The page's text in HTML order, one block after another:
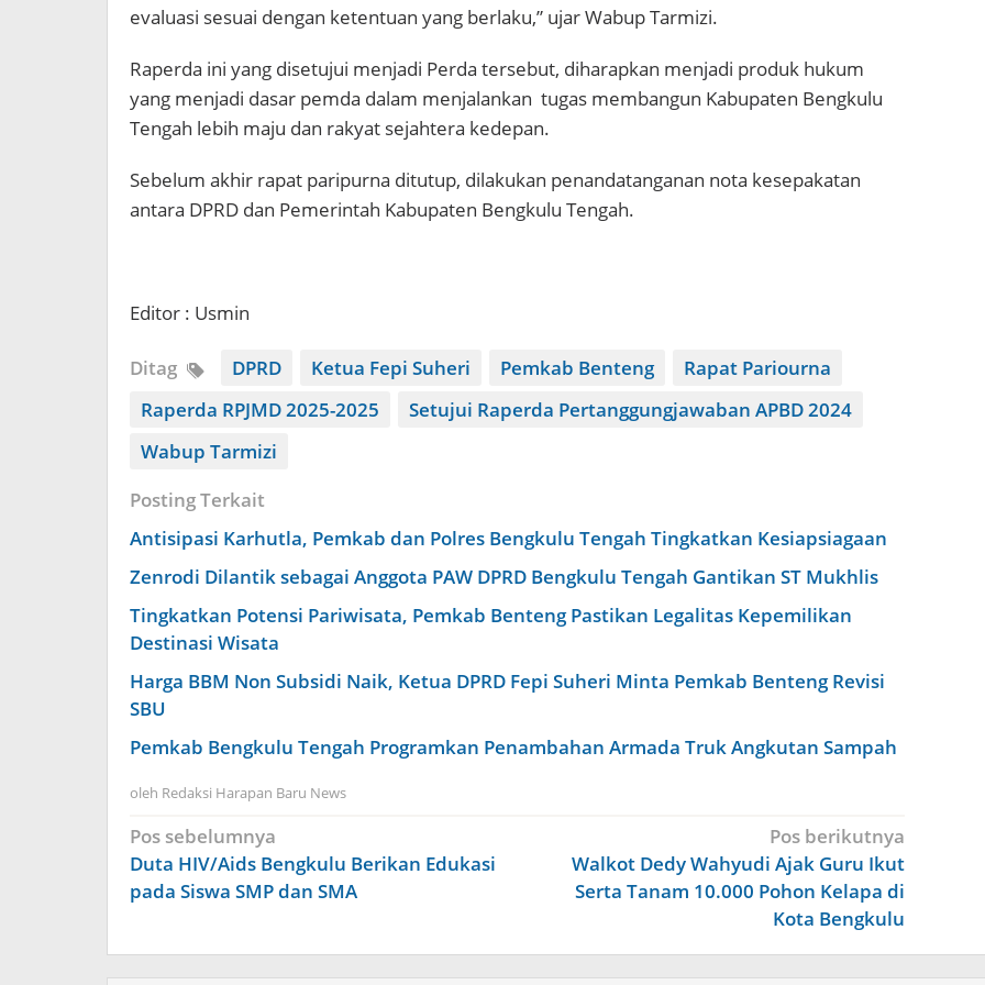
evaluasi sesuai dengan ketentuan yang berlaku,” ujar Wabup Tarmizi.
Raperda ini yang disetujui menjadi Perda tersebut, diharapkan menjadi produk hukum
yang menjadi dasar pemda dalam menjalankan tugas membangun Kabupaten Bengkulu
Tengah lebih maju dan rakyat sejahtera kedepan.
Sebelum akhir rapat paripurna ditutup, dilakukan penandatanganan nota kesepakatan
antara DPRD dan Pemerintah Kabupaten Bengkulu Tengah.
Editor : Usmin
Ditag DPRD Ketua Fepi Suheri Pemkab Benteng
Rapat Pariourna
Raperda RPJMD 2025-2025
Setujui Raperda Pertanggungjawaban APBD 2024
Wabup Tarmizi
Posting Terkait
Antisipasi Karhutla, Pemkab dan Polres Bengkulu Tengah Tingkatkan Kesiapsiagaan
Zenrodi Dilantik sebagai Anggota PAW DPRD Bengkulu Tengah Gantikan ST Mukhlis
Tingkatkan Potensi Pariwisata, Pemkab Benteng Pastikan Legalitas Kepemilikan
Destinasi Wisata
Harga BBM Non Subsidi Naik, Ketua DPRD Fepi Suheri Minta Pemkab Benteng Revisi
SBU
Pemkab Bengkulu Tengah Programkan Penambahan Armada Truk Angkutan Sampah
oleh Redaksi Harapan Baru News
Navigasi
pos
Pos sebelumnya
Duta HIV/Aids Bengkulu Berikan Edukasi
pada Siswa SMP dan SMA
Pos berikutnya
Walkot Dedy Wahyudi Ajak Guru Ikut
Serta Tanam 10.000 Pohon Kelapa di
Kota Bengkulu